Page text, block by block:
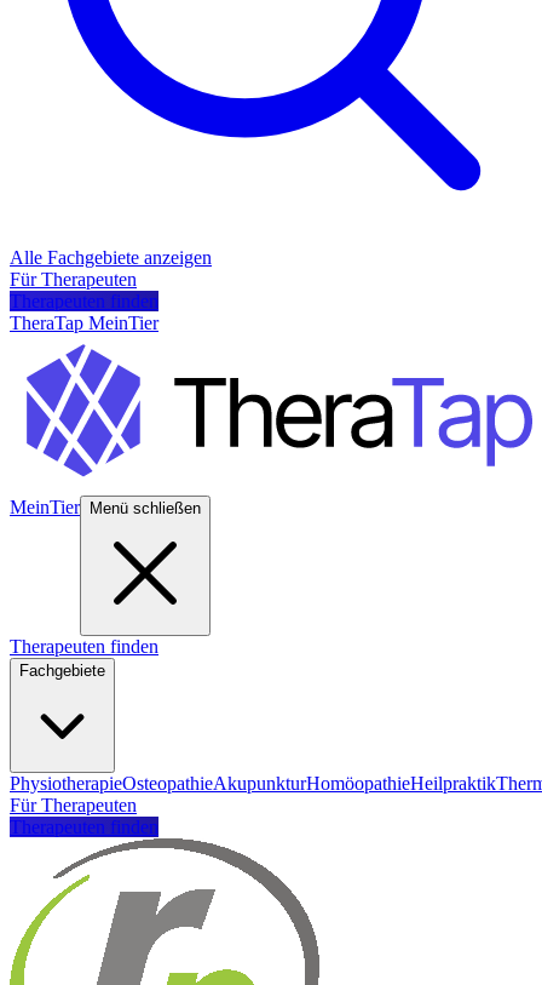
Alle Fachgebiete anzeigen
Für Therapeuten
Therapeuten finden
TheraTap MeinTier
MeinTier Menü schließen
Therapeuten finden
Fachgebiete
PhysiotherapieOsteopathieAkupunkturHomöopathieHeilpraktik
Für Therapeuten
Therapeuten finden